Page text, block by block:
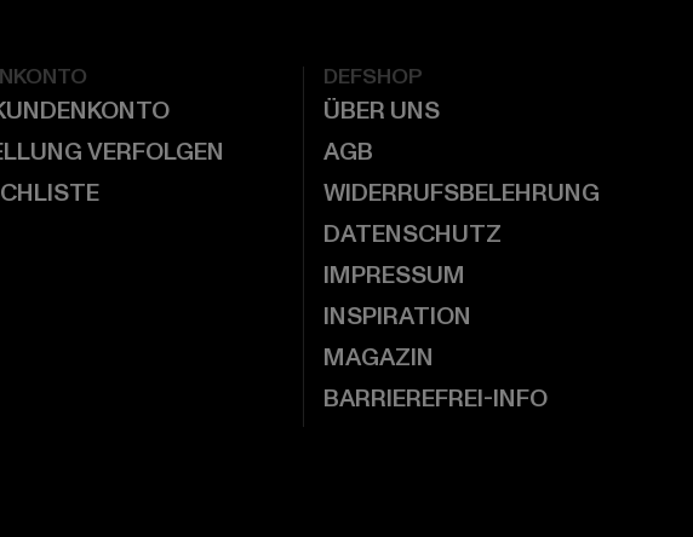
VERFOLGEN
DEFSHOP
ÜBER UNS
AGB
WIDERRUFSBELEHRUNG
DATENSCHUTZ
IMPRESSUM
INSPIRATION
MAGAZIN
BARRIEREFREI-INFO